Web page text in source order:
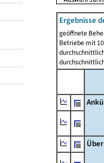
Ergebnisse
geöffnete
Betriebe mit